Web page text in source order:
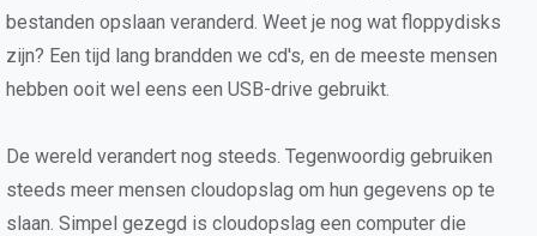
bestanden opslaan veranderd. Weet je nog wat floppydisks
zijn? Een tijd lang brandden we cd's, en de meeste mensen
hebben ooit wel eens een USB-drive gebruikt.
De wereld verandert nog steeds. Tegenwoordig gebruiken
steeds meer mensen cloudopslag om hun gegevens op te
slaan. Simpel gezegd is cloudopslag een computer die